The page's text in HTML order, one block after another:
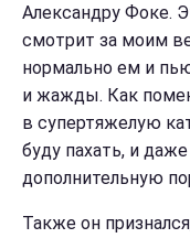
Александру Фоке.
смотрит за моим
нормально ем и
и жажды. Как
в супертяжелую
буду пахать, и
дополнительную
Также он